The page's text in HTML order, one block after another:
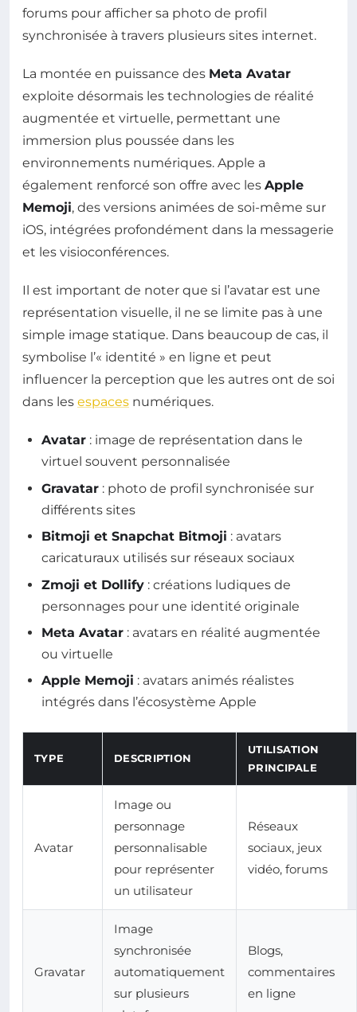
forums pour afficher sa photo de profil
synchronisée à travers plusieurs sites internet.
La montée en puissance des Meta Avatar
exploite désormais les technologies de réalité
augmentée et virtuelle, permettant une
immersion plus poussée dans les
environnements numériques. Apple a
également renforcé son offre avec les Apple
Memoji, des versions animées de soi-même sur
iOS, intégrées profondément dans la messagerie
et les visioconférences.
Il est important de noter que si l’avatar est une
représentation visuelle, il ne se limite pas à une
simple image statique. Dans beaucoup de cas, il
symbolise l’« identité » en ligne et peut
influencer la perception que les autres ont de soi
dans les espaces numériques.
Avatar : image de représentation dans le
virtuel souvent personnalisée
Gravatar : photo de profil synchronisée sur
différents sites
Bitmoji et Snapchat Bitmoji : avatars
caricaturaux utilisés sur réseaux sociaux
Zmoji et Dollify : créations ludiques de
personnages pour une identité originale
Meta Avatar : avatars en réalité augmentée
ou virtuelle
Apple Memoji : avatars animés réalistes
intégrés dans l’écosystème Apple
TYPE DESCRIPTION
UTILISATION
PRINCIPALE
Avatar
Image ou
personnage
personnalisable
pour représenter
un utilisateur
Réseaux
sociaux, jeux
vidéo, forums
Gravatar
Image
synchronisée
automatiquement
sur plusieurs
Blogs,
commentaires
en ligne